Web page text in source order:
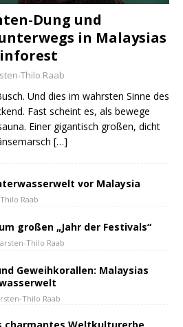
Dung und
in Malaysias
Thilo Raab
Und dies im wahrsten Sinne des
Fast scheint es, als bewege
Einer gigantisch großen, dicht
[…]
vor Malaysia
Raab
großen „Jahr der Festivals“
Thilo Raab
Geweihkorallen: Malaysias
Thilo Raab